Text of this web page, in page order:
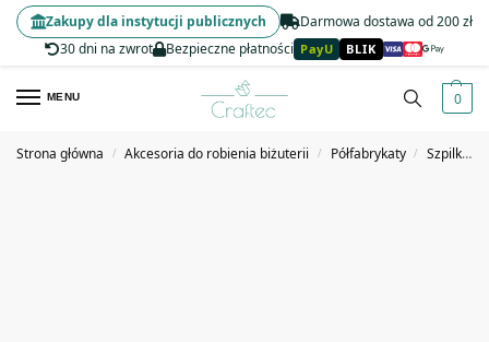
Darmowa dostawa od 200 zł
30 dni na zwrot
Bezpieczne płatności PayU BLIK
Zakupy dla instytucji publicznych
MENU 0
Strona główna / Akcesoria do robienia biżuterii / Półfabrykaty / Szpilki jubilerskie